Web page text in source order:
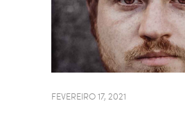
FEVEREIRO 17, 2021